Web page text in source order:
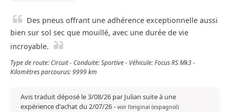
Des pneus offrant une adhérence exceptionnelle aussi
bien sur sol sec que mouillé, avec une durée de vie
incroyable.
Type de route: Circuit - Conduite: Sportive - Véhicule: Focus RS Mk3 -
Kilomètres parcourus: 9999 km
Avis traduit déposé le 3/08/26 par Julian suite à une
expérience d'achat du 2/07/26- voir l'original (espagnol)